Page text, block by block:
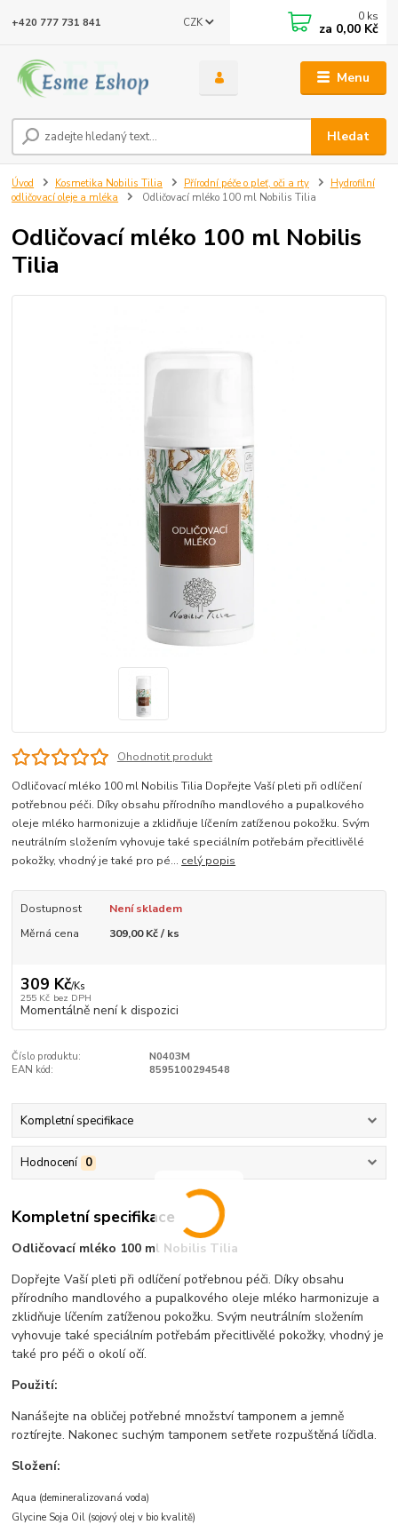
Menu
CZK
Hledat
+420 777 731 841 0 ks
za 0,00 Kč
Úvod Kosmetika Nobilis Tilia Přírodní péče o pleť, oči a rty
Hydrofilní
odličovací oleje a mléka
Odličovací mléko 100 ml Nobilis Tilia
Odličovací mléko 100 ml Nobilis
Tilia
Ohodnotit produkt
Odličovací mléko 100 ml Nobilis Tilia Dopřejte Vaší pleti při odlíčení
potřebnou péči. Díky obsahu přírodního mandlového a pupalkového
oleje mléko harmonizuje a zklidňuje líčením zatíženou pokožku. Svým
neutrálním složením vyhovuje také speciálním potřebám přecitlivělé
pokožky, vhodný je také pro pé... celý popis
Dostupnost
Není skladem
Měrná cena
309,00 Kč / ks
309 Kč/Ks
255 Kč bez DPH
Momentálně není k dispozici
Číslo produktu:
N0403M
EAN kód:
8595100294548
Kompletní specifikace
Hodnocení 0
Kompletní specifikace
Odličovací mléko 100 ml Nobilis Tilia
Dopřejte Vaší pleti při odlíčení potřebnou péči. Díky obsahu
přírodního mandlového a pupalkového oleje mléko harmonizuje a
zklidňuje líčením zatíženou pokožku. Svým neutrálním složením
vyhovuje také speciálním potřebám přecitlivělé pokožky, vhodný je
také pro péči o okolí očí.
Použití:
Nanášejte na obličej potřebné množství tamponem a jemně
roztírejte. Nakonec suchým tamponem setřete rozpuštěná líčidla.
Složení:
Aqua (demineralizovaná voda)
Glycine Soja Oil (sojový olej v bio kvalitě)